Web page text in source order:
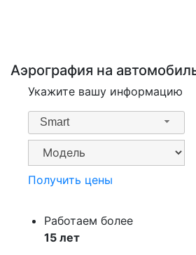
Аэрография на
Укажите вашу информацию
Smart
Получить цены
Работаем более
15 лет